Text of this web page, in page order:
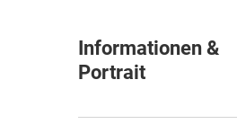
Informationen &
Portrait